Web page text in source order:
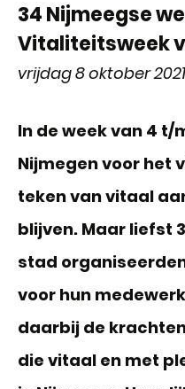
34 Nijmeegse
Vitaliteitsweek
vrijdag 8 oktober 2021
In de week van 4 t/
Nijmegen voor het
teken van vitaal
blijven. Maar liefst
stad
voor hun
daarbij de
die vitaal en met